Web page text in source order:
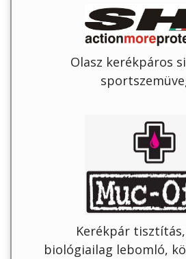
Olasz kerékpáros
Kerékpár
biológiailag lebomló,